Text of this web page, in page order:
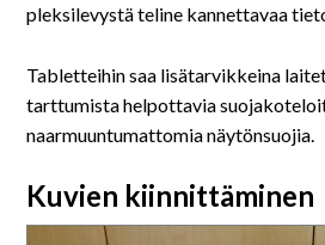
pleksilevystä teline kannettavaa
Tabletteihin saa lisätarvikkeina
tarttumista helpottavia
naarmuuntumattomia näytönsuojia.
Kuvien kiinnittäminen